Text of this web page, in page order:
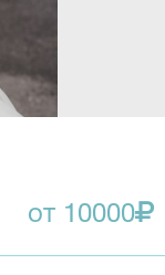
от 10000